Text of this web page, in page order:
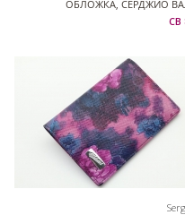
ОБЛОЖКА, СЕРДЖИО
СВ